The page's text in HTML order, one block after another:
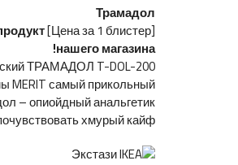
Трамадол
[Цена за 1 блистер]
нашего магазина!
ТРАМАДОЛ T-DOL-200
MERIT самый прикольный!
– опиойдный анальгетик.
хмурый кайф.